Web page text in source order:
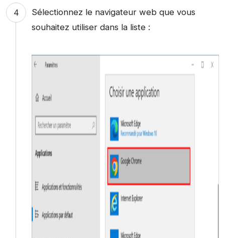
Sélectionnez le navigateur web que vous
souhaitez utiliser dans la liste :